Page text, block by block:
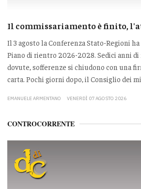
Il commissariamento è finito,
Il 3 agosto la Conferenza Stato-Regioni
Piano di rientro 2026-2028. Sedici anni di
dovute, sofferenze si chiudono con una
carta. Pochi giorni dopo, il Consiglio dei
EMANUELE ARMENTANO VENERDÌ 07 AGOSTO 2026
CONTROCORRENTE